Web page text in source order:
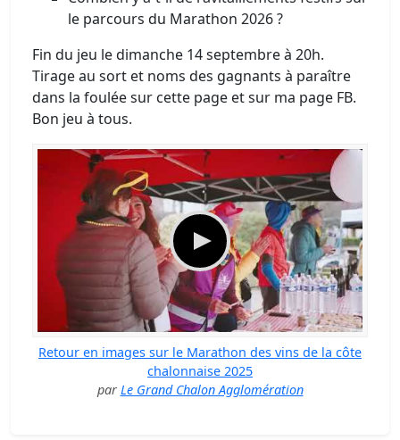
le parcours du Marathon 2026 ?
Fin du jeu le dimanche 14 septembre à 20h.
Tirage au sort et noms des gagnants à paraître
dans la foulée sur cette page et sur ma page FB.
Bon jeu à tous.
Retour en images sur le Marathon des vins de la côte
chalonnaise 2025
par Le Grand Chalon Agglomération